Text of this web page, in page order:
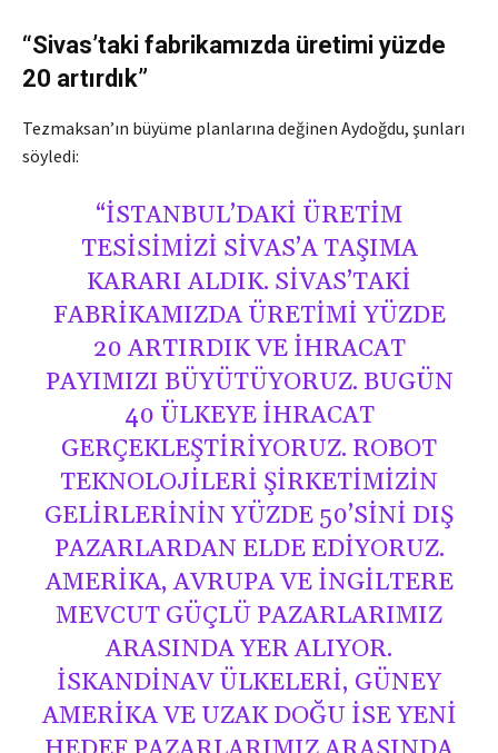
“Sivas’taki fabrikamızda üretimi yüzde
20 artırdık”
Tezmaksan’ın büyüme planlarına değinen Aydoğdu, şunları
söyledi:
“İSTANBUL’DAKI ÜRETIM
TESISIMIZI SIVAS’A TAŞIMA
KARARI ALDIK. SIVAS’TAKI
FABRIKAMIZDA ÜRETIMI YÜZDE
20 ARTIRDIK VE IHRACAT
PAYIMIZI BÜYÜTÜYORUZ. BUGÜN
40 ÜLKEYE IHRACAT
GERÇEKLEŞTIRIYORUZ. ROBOT
TEKNOLOJILERI ŞIRKETIMIZIN
GELIRLERININ YÜZDE 50’SINI DIŞ
PAZARLARDAN ELDE EDIYORUZ.
AMERIKA, AVRUPA VE İNGILTERE
MEVCUT GÜÇLÜ PAZARLARIMIZ
ARASINDA YER ALIYOR.
İSKANDINAV ÜLKELERI, GÜNEY
AMERIKA VE UZAK DOĞU ISE YENI